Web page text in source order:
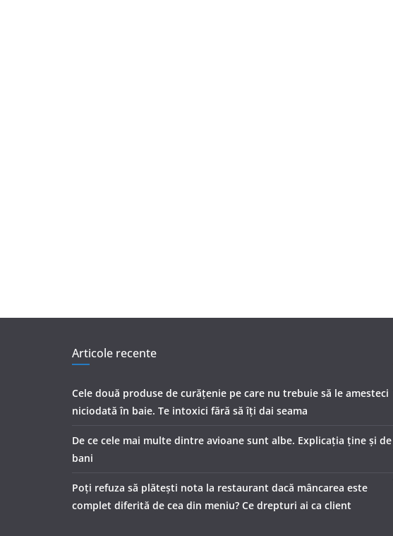
Articole recente
Cele două produse de curăţenie pe care nu trebuie să le amesteci
niciodată în baie. Te intoxici fără să îţi dai seama
De ce cele mai multe dintre avioane sunt albe. Explicația ține și de
bani
Poți refuza să plătești nota la restaurant dacă mâncarea este
complet diferită de cea din meniu? Ce drepturi ai ca client